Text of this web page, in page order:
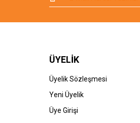
ÜYELİK
Üyelik Sözleşmesi
Yeni Üyelik
Üye Girişi